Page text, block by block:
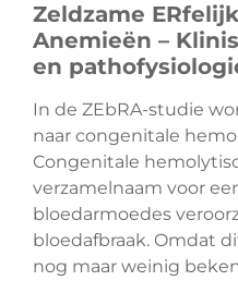
Zeldzame
Anemieën –
en
In de ZEbRA-studie
naar congenitale
Congenitale
verzamelnaam voor
bloedarmoedes
bloedafbraak. Omdat
nog maar weinig